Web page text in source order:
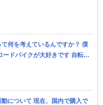
何を考えているんですか？ 僕
ドバイクが大好きです 自転車
ロジーな乗り物は自転車だと
について 現在、国内で購入で